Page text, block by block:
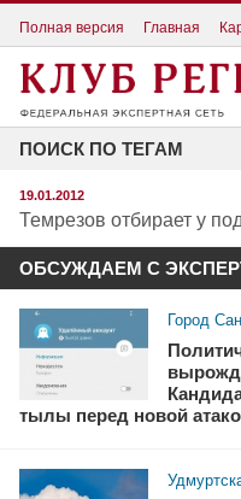
Полная версия Главная
ПОИСК ПО ТЕГАМ
19.01.2012
Темрезов отбирает у
ОБСУЖДАЕМ С
Город
тылы перед новой